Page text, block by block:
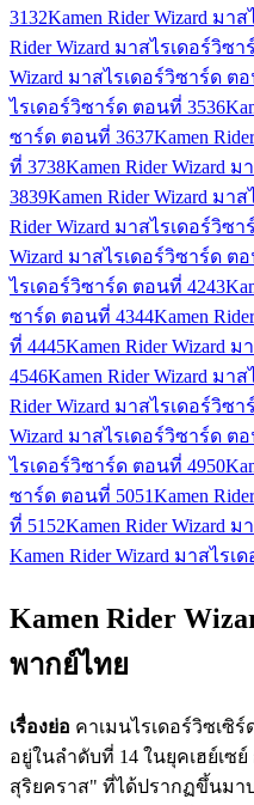
3132Kamen Rider Wizard มา
Rider Wizard มาสไรเดอร์วิซ
Wizard มาสไรเดอร์วิซาร์ด ต
ไรเดอร์วิซาร์ด ตอนที่ 3536
ซาร์ด ตอนที่ 3637Kamen
ที่ 3738Kamen Rider Wizard
3839Kamen Rider Wizard ม
Rider Wizard มาสไรเดอร์วิซ
Wizard มาสไรเดอร์วิซาร์ด ตอ
ไรเดอร์วิซาร์ด ตอนที่ 4243
ซาร์ด ตอนที่ 4344Kamen
ที่ 4445Kamen Rider Wizard
4546Kamen Rider Wizard ม
Rider Wizard มาสไรเดอร์วิซ
Wizard มาสไรเดอร์วิซาร์ด ต
ไรเดอร์วิซาร์ด ตอนที่ 4950
ซาร์ด ตอนที่ 5051Kamen
ที่ 51 52Kamen Rider Wizard
Kamen Rider Wizard มาสไร
Kamen Rider
พากย์ไทย
เรื่องย่อ คาเมนไรเดอร์วิซเซิ
อยู่ในลำดับที่ 14 ในยุคเฮย์เซ
สุริยคราส" ที่ได้ปรากฏขึ้นมา